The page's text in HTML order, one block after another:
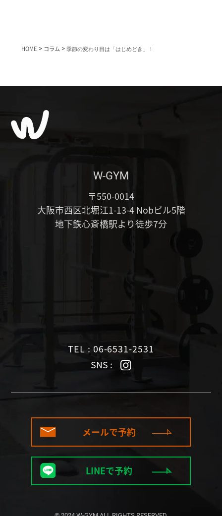
HOME > コラム> 季節の変わり目は「はじめどき」！
W-GYM
〒550-0014
大阪市西区北堀江1-13-4 Nobビル5階
地下鉄心斎橋駅より徒歩7分
TEL : 06-6531-2531
SNS :
メールで予約
LINEで予約